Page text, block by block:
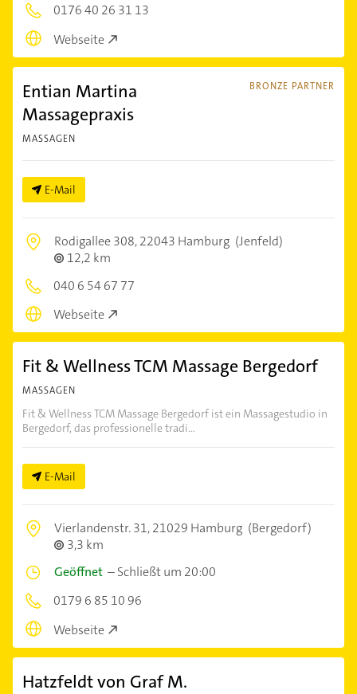
0176 40 26 31 13
Webseite
BRONZE PARTNER
Entian Martina
Massagepraxis
MASSAGEN
E-Mail
Rodigallee 308,22043 Hamburg (Jenfeld)
12,2 km
040 6 54 67 77
Webseite
Fit & Wellness TCM Massage Bergedorf
MASSAGEN
Fit & Wellness TCM Massage Bergedorf ist ein Massagestudio in
Bergedorf, das professionelle tradi...
E-Mail
Vierlandenstr. 31,21029 Hamburg (Bergedorf)
3,3 km
Geöffnet –Schließt um 20:00
0179 6 85 10 96
Webseite
Hatzfeldt von Graf M.